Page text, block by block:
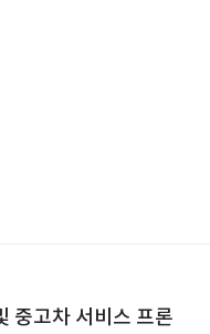
고차 서비스 프론